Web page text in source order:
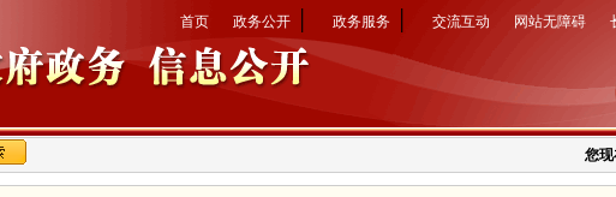
首页 政务公开 政务服务 交流互动 网站无障碍
您现